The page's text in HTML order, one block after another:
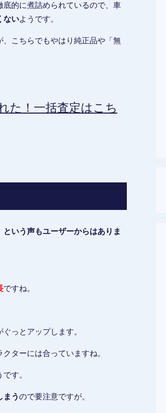
的に煮詰められているので、車
ないようです。
こちらでもやはり純正品や「無
た！一括査定はこち
いう声もユーザーからはありま
ですね。
っとアップします。
ターには合っていますね。
す。
まうので要注意ですが。